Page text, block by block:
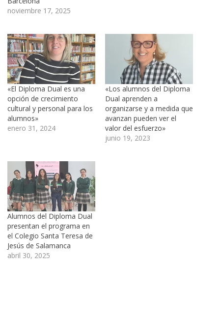
noviembre 17, 2025
«El Diploma Dual es una
opción de crecimiento
cultural y personal para los
alumnos»
enero 31, 2024
«Los alumnos del Diploma
Dual aprenden a
organizarse y a medida que
avanzan pueden ver el
valor del esfuerzo»
junio 19, 2023
Alumnos del Diploma Dual
presentan el programa en
el Colegio Santa Teresa de
Jesús de Salamanca
abril 30, 2025